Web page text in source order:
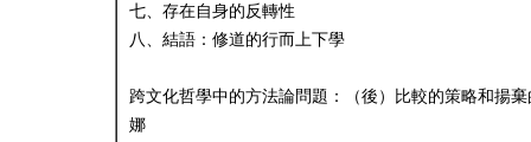
七、存在自身的反轉性
八、結語：修道的行而上下學
跨文化哲學中的方法論問題：（後）比較的策略和揚
娜